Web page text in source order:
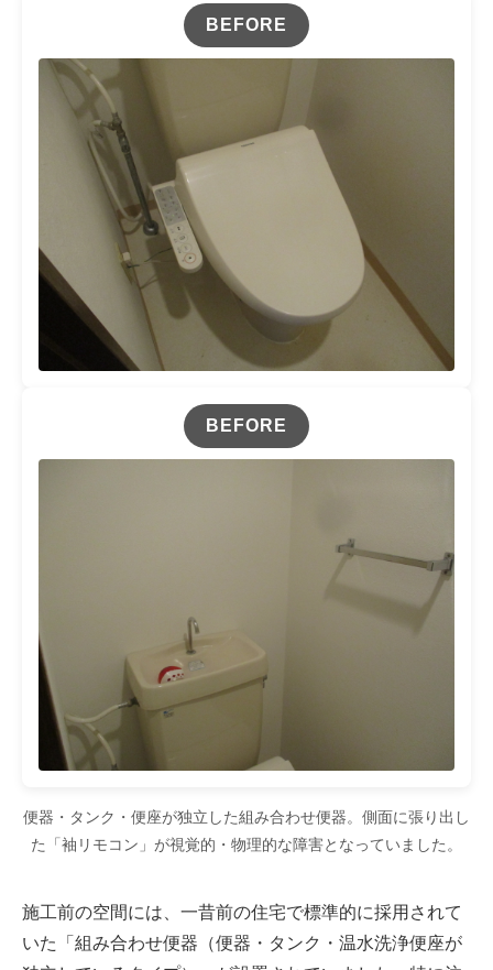
BEFORE
BEFORE
便器・タンク・便座が独立した組み合わせ便器。側面に張り出し
た「袖リモコン」が視覚的・物理的な障害となっていました。
施工前の空間には、一昔前の住宅で標準的に採用されて
いた「組み合わせ便器（便器・タンク・温水洗浄便座が